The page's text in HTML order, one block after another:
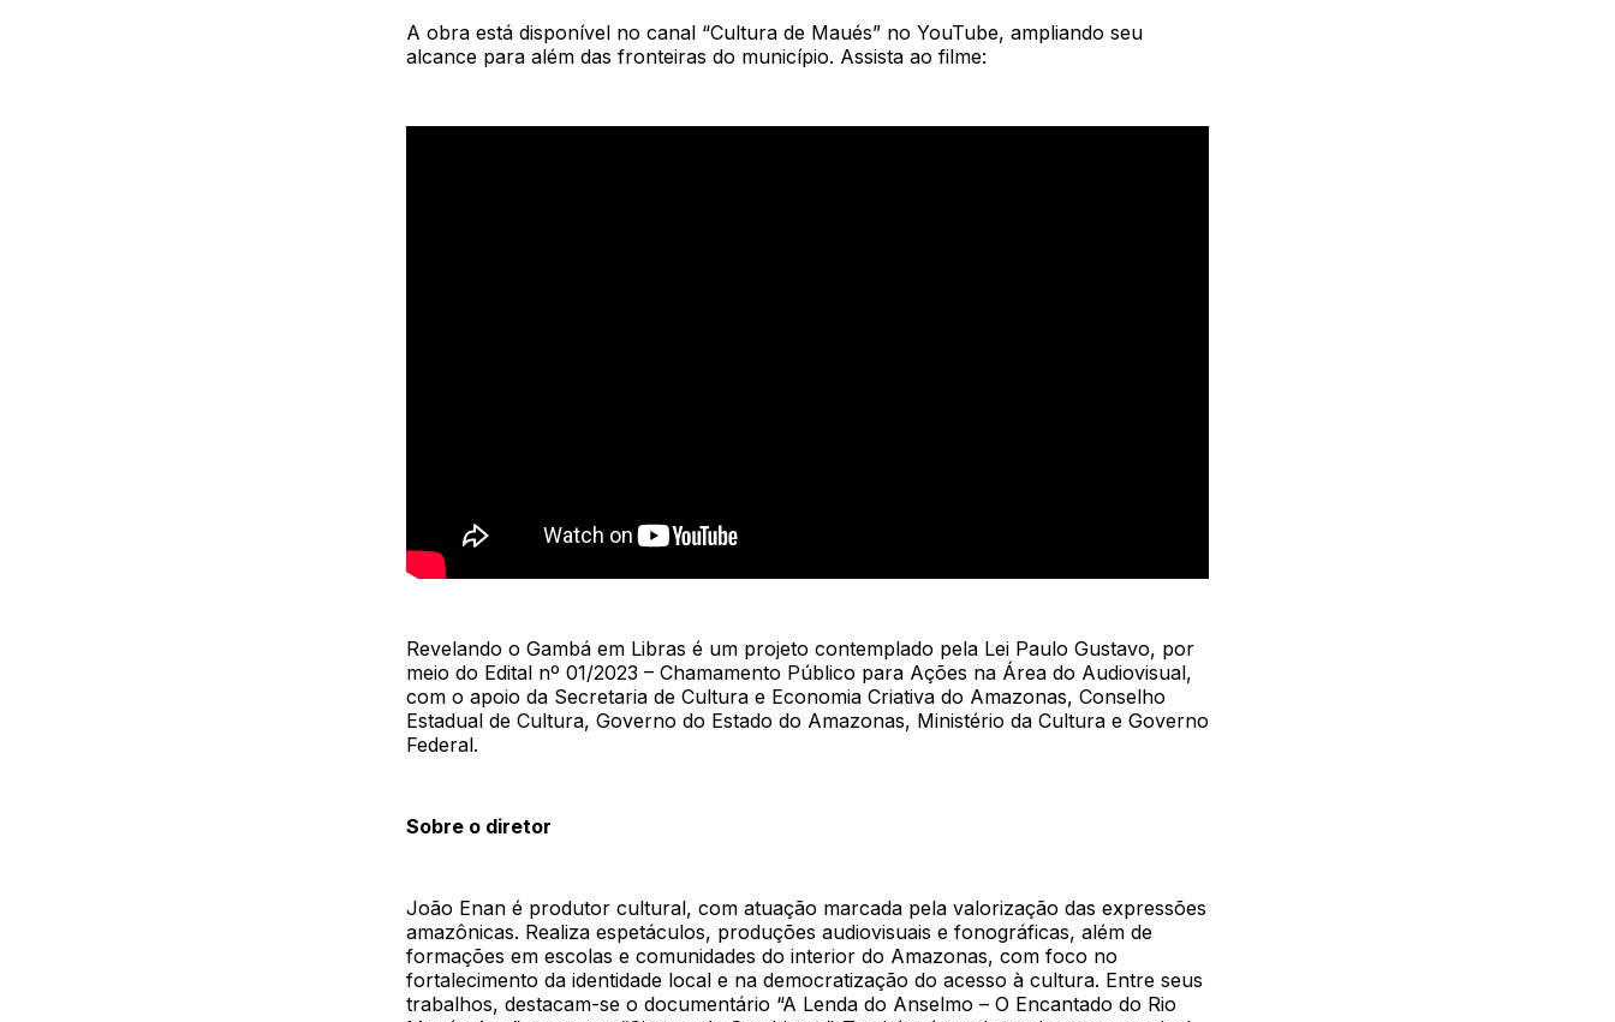
A obra está disponível no canal “Cultura de Maués” no YouTube, ampliando seu
alcance para além das fronteiras do município. Assista ao filme:
Revelando o Gambá em Libras é um projeto contemplado pela Lei Paulo Gustavo, por
meio do Edital nº 01/2023 – Chamamento Público para Ações na Área do Audiovisual,
com o apoio da Secretaria de Cultura e Economia Criativa do Amazonas, Conselho
Estadual de Cultura, Governo do Estado do Amazonas, Ministério da Cultura e Governo
Federal.
Sobre o diretor
João Enan é produtor cultural, com atuação marcada pela valorização das expressões
amazônicas. Realiza espetáculos, produções audiovisuais e fonográficas, além de
formações em escolas e comunidades do interior do Amazonas, com foco no
fortalecimento da identidade local e na democratização do acesso à cultura. Entre seus
trabalhos, destacam-se o documentário “A Lenda do Anselmo – O Encantado do Rio